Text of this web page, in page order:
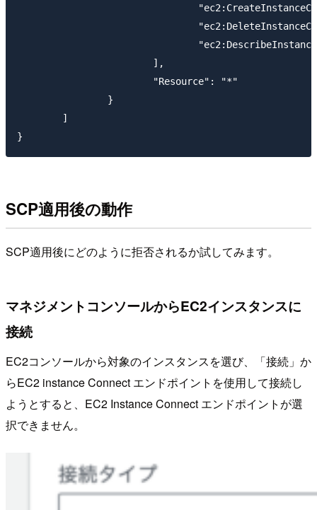
SCP適用後の動作
SCP適用後にどのように拒否されるか試してみます。
マネジメントコンソールからEC2インスタンスに
接続
EC2コンソールから対象のインスタンスを選び、「接続」か
らEC2 instance Connect エンドポイントを使用して接続し
ようとすると、EC2 Instance Connect エンドポイントが選
択できません。